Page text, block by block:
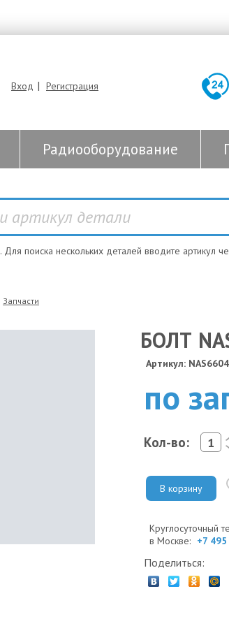
Вход | Регистрация
Радиооборудование
. Для поиска нескольких деталей вводите артикул
Запчасти
БОЛТ
Артикул:
по
Кол-во:
В корзину
Круглосуточный
в Москве: +7
Поделиться: